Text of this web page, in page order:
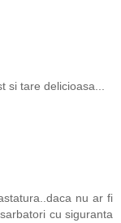
si tare delicioasa...
nu ar fi
cu siguranta